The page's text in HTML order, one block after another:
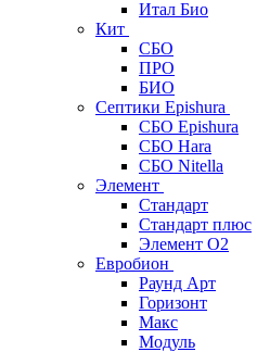
Итал Био
Кит
СБО
ПРО
БИО
Септики Epishura
СБО Epishura
СБО Hara
СБО Nitella
Элемент
Стандарт
Стандарт плюс
Элемент О2
Евробион
Раунд Арт
Горизонт
Макс
Модуль